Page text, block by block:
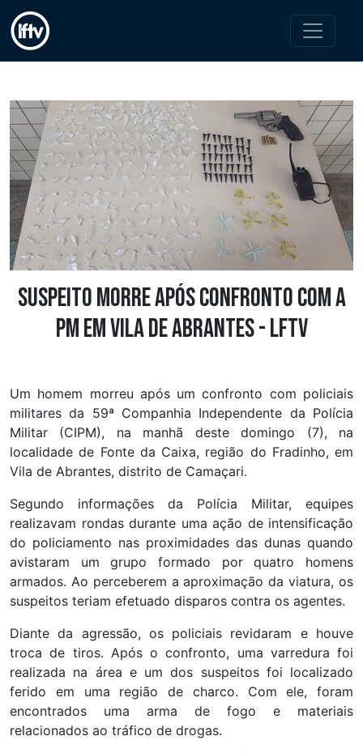
Suspeito morre após confronto com a
PM em Vila de Abrantes - LFTV
Um homem morreu após um confronto com policiais
militares da 59ª Companhia Independente da Polícia
Militar (CIPM), na manhã deste domingo (7), na
localidade de Fonte da Caixa, região do Fradinho, em
Vila de Abrantes, distrito de Camaçari.
Segundo informações da Polícia Militar, equipes
realizavam rondas durante uma ação de intensificação
do policiamento nas proximidades das dunas quando
avistaram um grupo formado por quatro homens
armados. Ao perceberem a aproximação da viatura, os
suspeitos teriam efetuado disparos contra os agentes.
Diante da agressão, os policiais revidaram e houve
troca de tiros. Após o confronto, uma varredura foi
realizada na área e um dos suspeitos foi localizado
ferido em uma região de charco. Com ele, foram
encontrados uma arma de fogo e materiais
relacionados ao tráfico de drogas.